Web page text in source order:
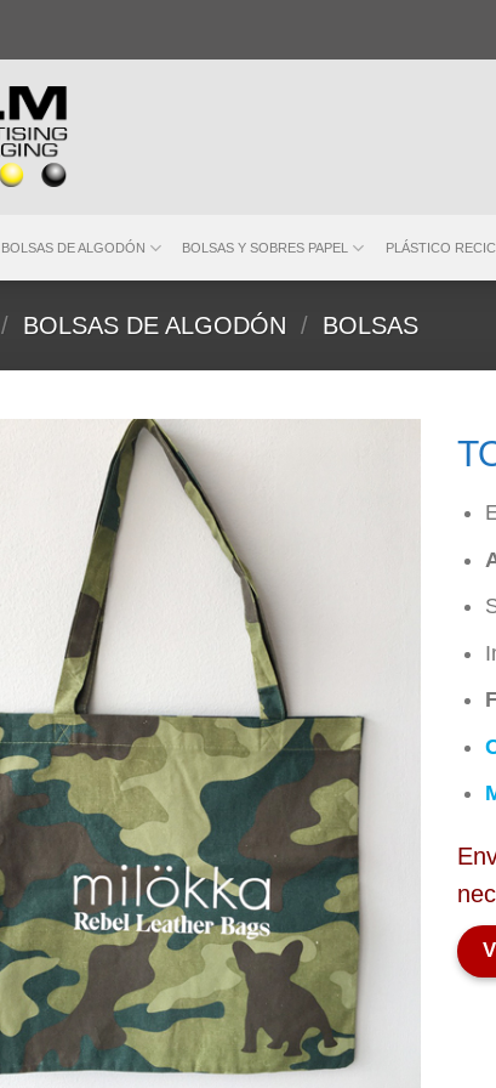
BOLSAS DE ALGODÓN BOLSAS Y SOBRES PAPEL PLÁSTICO
/ BOLSAS DE ALGODÓN / BOLSAS